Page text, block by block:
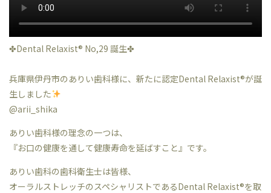
✤Dental Relaxist®︎ No,29 誕生✤
兵庫県伊丹市のありい歯科様に、新たに認定Dental Relaxist®︎が誕
生しました
@arii_shika
ありい歯科様の理念の一つは、
『お口の健康を通して健康寿命を延ばすこと』です。
ありい歯科の歯科衛生士は皆様、
オーラルストレッチのスペシャリストであるDental Relaxist®︎を取